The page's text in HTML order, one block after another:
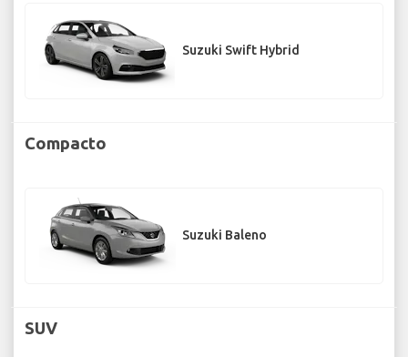
Suzuki Swift Hybrid
Compacto
Suzuki Baleno
SUV